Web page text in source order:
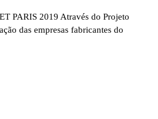
PARIS 2019 Através do Projeto
das empresas fabricantes do